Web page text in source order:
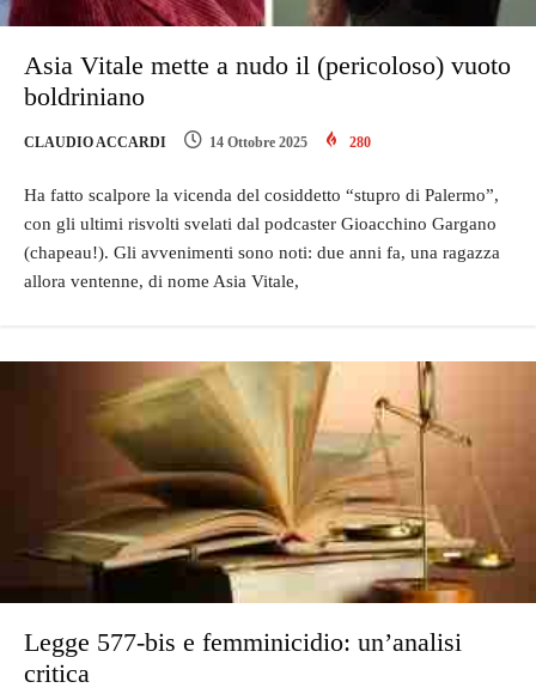
Asia Vitale mette a nudo il (pericoloso) vuoto
boldriniano
CLAUDIO ACCARDI 14 Ottobre 2025 280
Ha fatto scalpore la vicenda del cosiddetto “stupro di Palermo”,
con gli ultimi risvolti svelati dal podcaster Gioacchino Gargano
(chapeau!). Gli avvenimenti sono noti: due anni fa, una ragazza
allora ventenne, di nome Asia Vitale,
Legge 577-bis e femminicidio: un’analisi
critica